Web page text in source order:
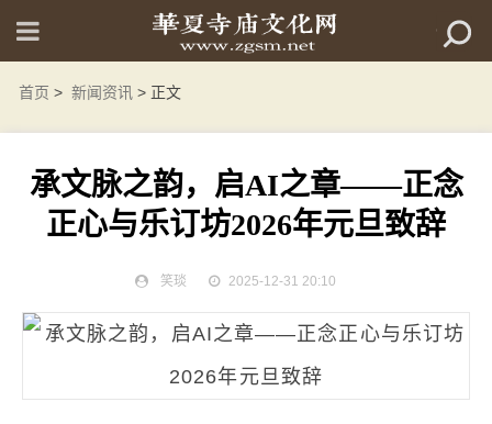
首页 > 新闻资讯 > 正文
承文脉之韵，启AI之章——正念
正心与乐订坊2026年元旦致辞
笑琰 2025-12-31 20:10